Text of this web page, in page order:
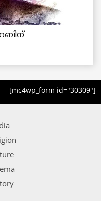
[mc4wp_form id="30309"]